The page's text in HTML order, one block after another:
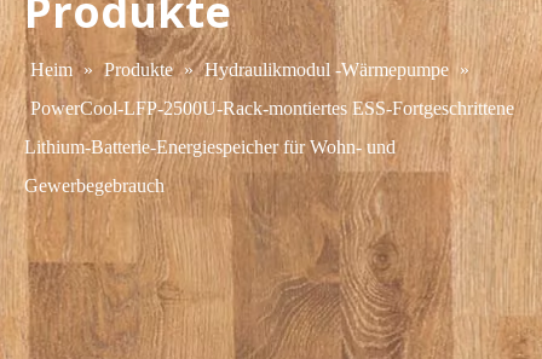
Heim » Produkte » Hydraulikmodul -Wärmepumpe »
PowerCool-LFP-2500U-Rack-montiertes ESS-Fortgeschrittene
Lithium-Batterie-Energiespeicher für Wohn- und
Gewerbegebrauch